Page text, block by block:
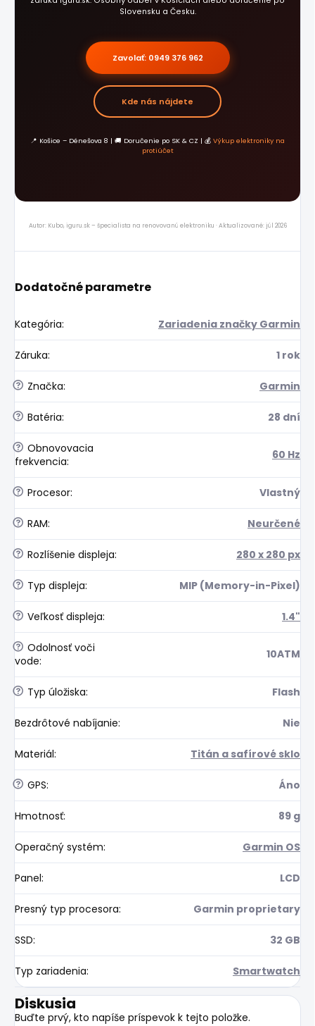
Slovensku a Česku.
Zavolať: 0949 376 962
Kde nás nájdete
📍 Košice – Dénešova 8 | 🚚 Doručenie po SK & CZ | 💰 Výkup elektroniky na
protiúčet
Autor: Kubo, iguru.sk – špecialista na renovovanú elektroniku · Aktualizované: júl 2026
Dodatočné parametre
Kategória: Zariadenia značky Garmin
Záruka: 1 rok
? Značka: Garmin
? Batéria: 28 dní
? Obnovovacia
frekvencia: 60 Hz
? Procesor: Vlastný
? RAM: Neurčené
? Rozlíšenie displeja: 280 x 280 px
? Typ displeja: MIP (Memory-in-Pixel)
? Veľkosť displeja: 1.4"
? Odolnosť voči
vode: 10ATM
? Typ úložiska: Flash
Bezdrôtové nabíjanie: Nie
Materiál: Titán a safírové sklo
? GPS: Áno
Hmotnosť: 89 g
Operačný systém: Garmin OS
Panel: LCD
Presný typ procesora: Garmin proprietary
SSD: 32 GB
Typ zariadenia: Smartwatch
Diskusia
Buďte prvý, kto napíše príspevok k tejto položke.